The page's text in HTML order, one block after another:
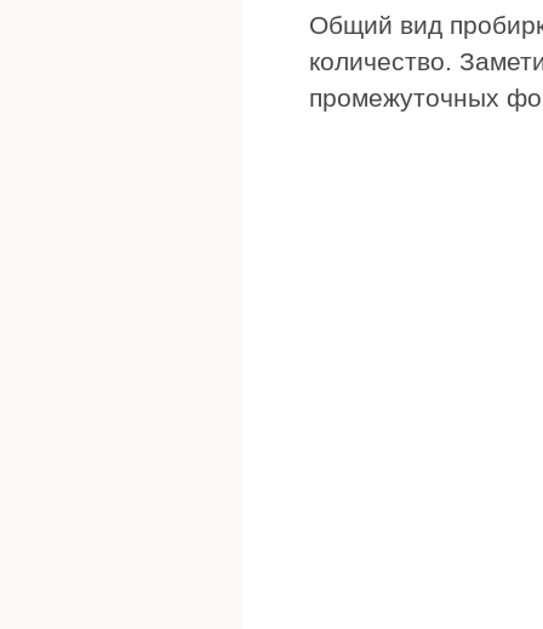
Общий вид
количество.
промежуточных